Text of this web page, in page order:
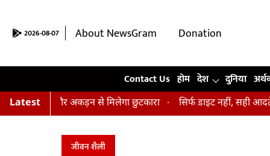
2026-08-07 About NewsGram
Donation
Contact Us होम देश दुनिया
Latest
और अकड़न से मिलेगा छुटकारा सिर्फ डाइट नहीं, सही आदतें भी हैं
जीवन शैली